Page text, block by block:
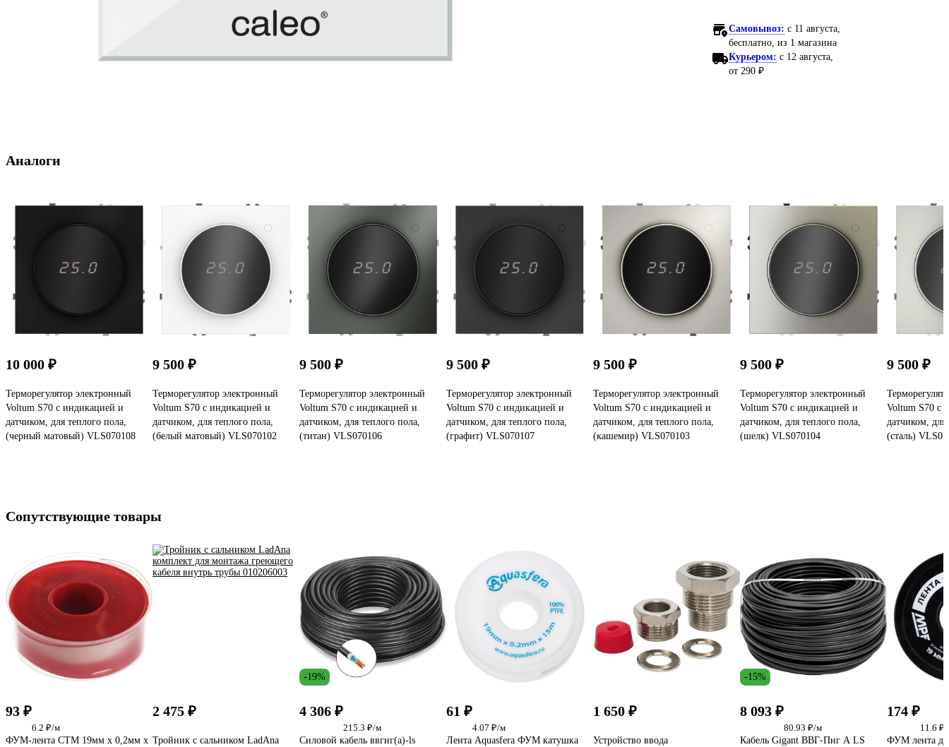
Самовывоз: c 11 августа,
бесплатно , из 1 магазина
Курьером: c 12 августа,
от 290 ₽
Аналоги
10 000 ₽
Терморегулятор электронный
Voltum S70 с индикацией и
датчиком, для теплого пола,
(черный матовый) VLS070108
9 500 ₽
Терморегулятор электронный
Voltum S70 с индикацией и
датчиком, для теплого пола,
(белый матовый) VLS070102
9 500 ₽
Терморегулятор электронный
Voltum S70 с индикацией и
датчиком, для теплого пола,
(титан) VLS070106
9 500 ₽
Терморегулятор электронный
Voltum S70 с индикацией и
датчиком, для теплого пола,
(графит) VLS070107
9 500 ₽
Терморегулятор электронный
Voltum S70 с индикацией и
датчиком, для теплого пола,
(кашемир) VLS070103
9 500 ₽
Терморегулятор электронный
Voltum S70 с индикацией и
датчиком, для теплого пола,
(шелк) VLS070104
9 500 ₽
Voltum S70 с
датчиком, для
(сталь)
Сопутствующие товары
93 ₽
6.2 ₽/м
ФУМ-лента СТМ 19мм х 0,2мм х
2 475 ₽
Тройник с сальником LadAna
-19%
4 306 ₽
215.3 ₽/м
Силовой кабель ввгнг(a)-ls
61 ₽
4.07 ₽/м
Лента Aquasfera ФУМ катушка
1 650 ₽
Устройство ввода
-15%
8 093 ₽
80.93 ₽/м
Кабель Gigant ВВГ-Пнг А LS
174 ₽
11.6
ФУМ лента